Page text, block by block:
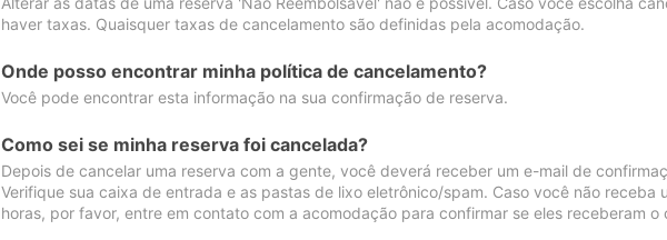
haver taxas. Quaisquer taxas de cancelamento são definidas pela acomodação.
Onde posso encontrar minha política de cancelamento?
Você pode encontrar esta informação na sua confirmação de reserva.
Como sei se minha reserva foi cancelada?
Depois de cancelar uma reserva com a gente, você deverá receber um e-mail de
Verifique sua caixa de entrada e as pastas de lixo eletrônico/spam. Caso você não receba
horas, por favor, entre em contato com a acomodação para confirmar se eles receberam o